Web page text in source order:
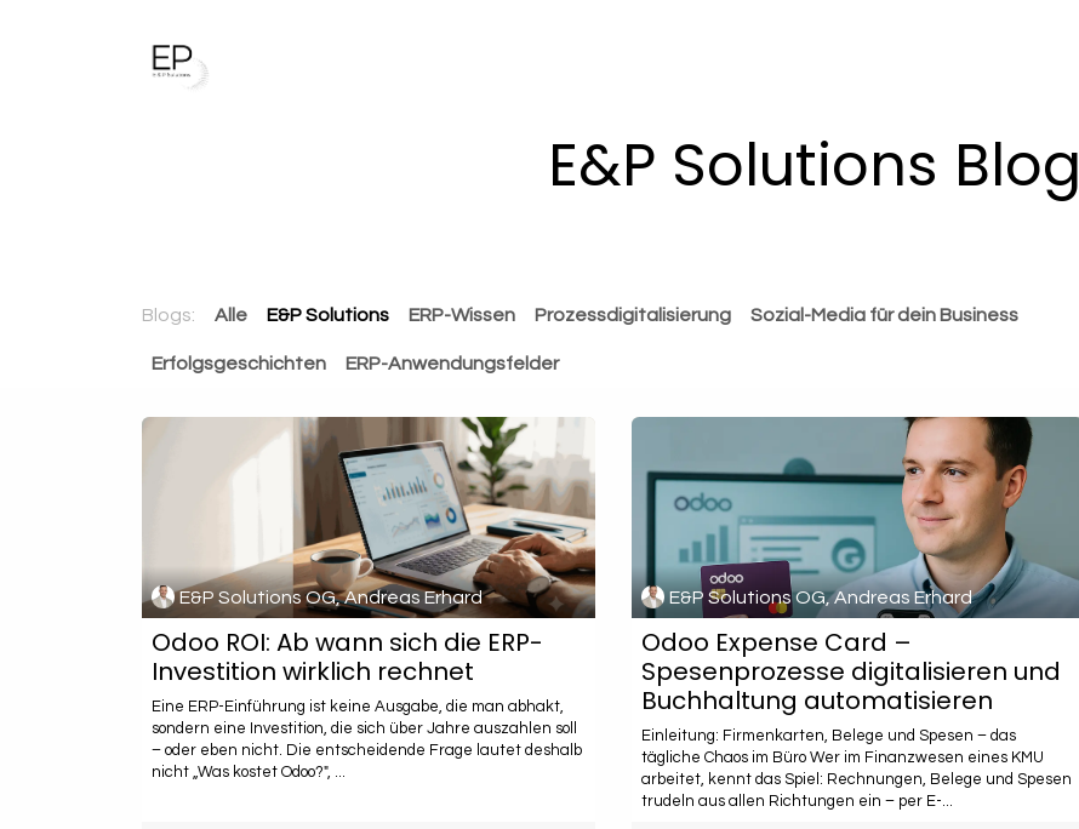
E&P Solutions Blog
Blogs: Alle E&P Solutions ERP-Wissen Prozessdigitalisierung Sozial-Media für dein Business
Erfolgsgeschichten ERP-Anwendungsfelder
E&P Solutions OG, Andreas Erhard
Odoo ROI: Ab wann sich die ERP-
Investition wirklich rechnet
Eine ERP-Einführung ist keine Ausgabe, die man abhakt,
sondern eine Investition, die sich über Jahre auszahlen soll
– oder eben nicht. Die entscheidende Frage lautet deshalb
nicht „Was kostet Odoo?", ...
E&P Solutions OG, Andreas Erhard
Odoo Expense Card –
Spesenprozesse digitalisieren und
Buchhaltung automatisieren
Einleitung: Firmenkarten, Belege und Spesen – das
tägliche Chaos im Büro Wer im Finanzwesen eines KMU
arbeitet, kennt das Spiel: Rechnungen, Belege und Spesen
trudeln aus allen Richtungen ein – per E-...